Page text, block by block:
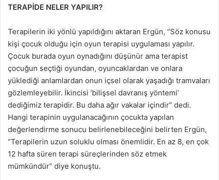
TERAPİDE NELER YAPILIR?
Terapilerin iki yönlü yapıldığını aktaran Ergün, “Söz konusu
kişi çocuk olduğu için oyun terapisi uygulaması yapılır.
Çocuk burada oyun oynadığını düşünür ama terapist
çocuğun seçtiği oyundan, oyuncaklardan ve onlara
yüklediği anlamlardan onun içsel olarak yaşadığı tramvaları
gözlemleyebilir. İkincisi ‘bilişsel davranış yöntemi’
dediğimiz terapidir. Bu daha ağır vakalar içindir” dedi.
Hangi terapinin uygulanacağının çocukta yapılan
değerlendirme sonucu belirlenebileceğini belirten Ergün,
“Terapilerin uzun soluklu olması önemlidir. En az 8, en çok
12 hafta süren terapi süreçlerinden söz etmek
mümkündür” diye konuştu.